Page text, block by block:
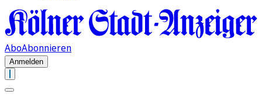
AboAbonnieren
Anmelden